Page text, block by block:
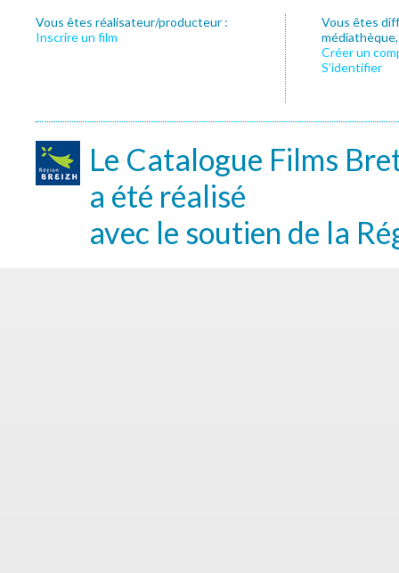
Vous êtes réalisateur/producteur :
Inscrire un film
Vous êtes
Créer un
S’identifier
Le Catalogue Films
a été réalisé
avec le soutien de la